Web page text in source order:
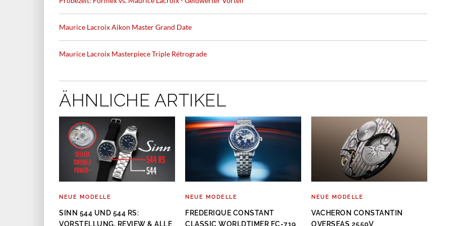
Maurice Lacroix Aikon Master Grand Date
Maurice Lacroix Masterpiece Triple Rétrograde
ÄHNLICHE ARTIKEL
NEUE MODELLE
SINN 544 UND 544 RS:
VORSTELLUNG, REVIEW & ALLE
NEUE MODELLE
FREDERIQUE CONSTANT
CLASSIC WORLDTIMER FC-719
NEUE MODELLE
VACHERON CONSTANTIN
OVERSEAS 2550V